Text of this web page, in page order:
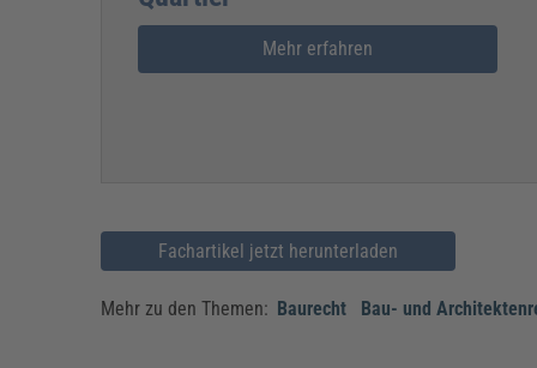
Mehr erfahren
Fachartikel jetzt herunterladen
Mehr zu den Themen: Baurecht Bau- und